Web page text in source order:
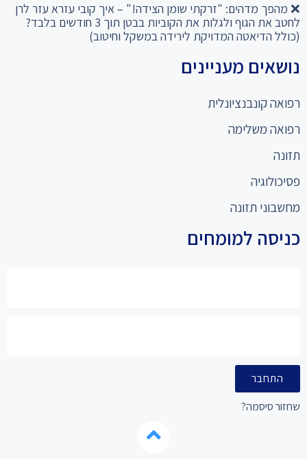
❌ מהפך מדהים: "זרקתי שומן הצידה!" – איך קובי עזרא עזר לרן
לחטב את הגוף ולגלות את הקוביות בבטן תוך 3 חודשים בלבד?
(כולל הדיאטה המדויקת לירידה במשקל וחיטוב)
נושאים מעניינים
רפואה קונבנציונלית
רפואה משלימה
תזונה
פסיכולוגיה
מחשבוני תזונה
כניסה למומחים
התחבר
שחזור סיסמה?